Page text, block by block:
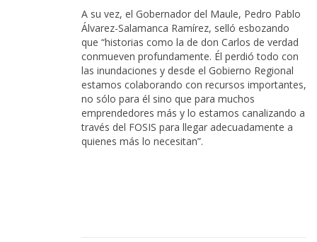
A su vez, el Gobernador del Maule, Pedro Pablo
Álvarez-Salamanca Ramírez, selló esbozando
que “historias como la de don Carlos de verdad
conmueven profundamente. Él perdió todo con
las inundaciones y desde el Gobierno Regional
estamos colaborando con recursos importantes,
no sólo para él sino que para muchos
emprendedores más y lo estamos canalizando a
través del FOSIS para llegar adecuadamente a
quienes más lo necesitan”.